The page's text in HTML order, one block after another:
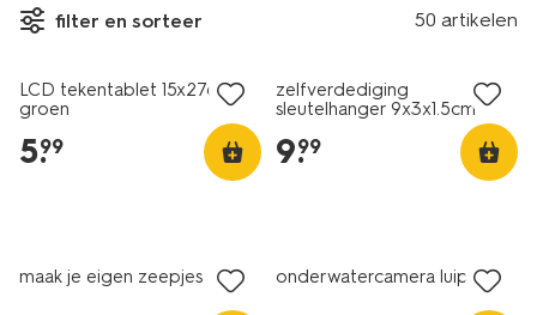
filter en sorteer 50 artikelen
nieuw
LCD tekentablet 15x27cm
groen
5.
99
zelfverdediging
sleutelhanger 9x3x1.5cm
9.
99
maak je eigen zeepjes onderwatercamera luipaard